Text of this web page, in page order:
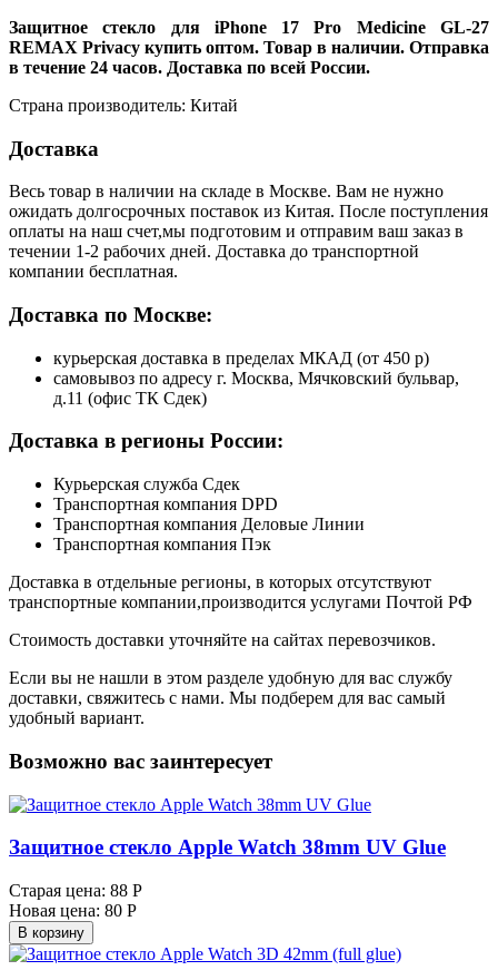
Защитное стекло для iPhone 17 Pro Medicine GL-27
REMAX Privacy купить оптом. Товар в наличии. Отправка
в течение 24 часов. Доставка по всей России.
Страна производитель: Китай
Доставка
Весь товар в наличии на складе в Москве. Вам не нужно
ожидать долгосрочных поставок из Китая. После поступления
оплаты на наш счет,мы подготовим и отправим ваш заказ в
течении 1-2 рабочих дней. Доставка до транспортной
компании бесплатная.
Доставка по Москве:
курьерская доставка в пределах МКАД (от 450 р)
самовывоз по адресу г. Москва, Мячковский бульвар,
д.11 (офис ТК Сдек)
Доставка в регионы России:
Курьерская служба Сдек
Транспортная компания DPD
Транспортная компания Деловые Линии
Транспортная компания Пэк
Доставка в отдельные регионы, в которых отсутствуют
транспортные компании,производится услугами Почтой РФ
Стоимость доставки уточняйте на сайтах перевозчиков.
Если вы не нашли в этом разделе удобную для вас службу
доставки, свяжитесь с нами. Мы подберем для вас самый
удобный вариант.
Возможно вас заинтересует
Защитное стекло Apple Watch 38mm UV Glue
Старая цена: 88 Р
Новая цена: 80 Р
В корзину